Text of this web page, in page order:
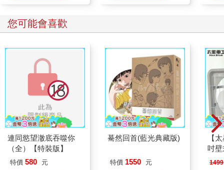
您可能會喜歡
連同慾望澈底吞噬你
（全）【特裝版】
特價 580 元
驀然回首(藍光典藏版)
特價 1550 元
【
吋
機)
1499